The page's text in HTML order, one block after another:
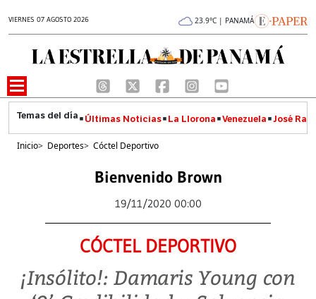
VIERNES 07 AGOSTO 2026 23.9°C | PANAMÁ
Últimas Noticias La Llorona Venezuela José
Inicio> Deportes> Cóctel Deportivo
Bienvenido Brown
19/11/2020 00:00
CÓCTEL DEPORTIVO
¡Insólito!: Damaris Young con